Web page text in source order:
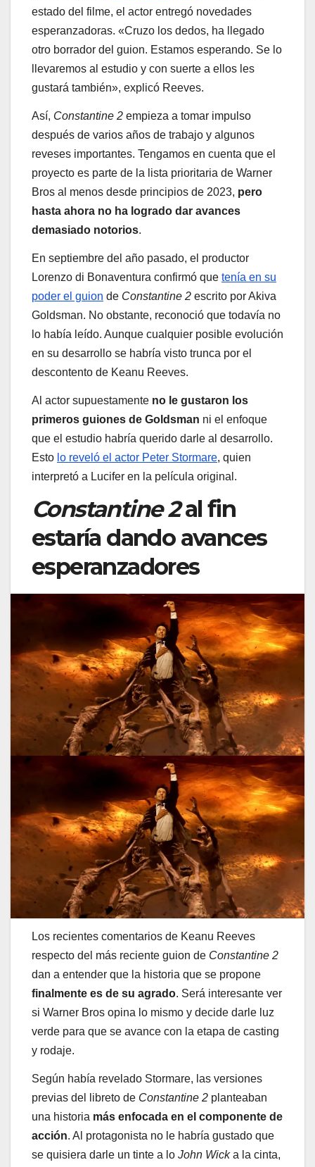
estado del filme, el actor entregó novedades
esperanzadoras. «Cruzo los dedos, ha llegado
otro borrador del guion. Estamos esperando. Se lo
llevaremos al estudio y con suerte a ellos les
gustará también», explicó Reeves.
Así, Constantine 2 empieza a tomar impulso
después de varios años de trabajo y algunos
reveses importantes. Tengamos en cuenta que el
proyecto es parte de la lista prioritaria de Warner
Bros al menos desde principios de 2023, pero
hasta ahora no ha logrado dar avances
demasiado notorios.
En septiembre del año pasado, el productor
Lorenzo di Bonaventura confirmó que tenía en su
poder el guion de Constantine 2 escrito por Akiva
Goldsman. No obstante, reconoció que todavía no
lo había leído. Aunque cualquier posible evolución
en su desarrollo se habría visto trunca por el
descontento de Keanu Reeves.
Al actor supuestamente no le gustaron los
primeros guiones de Goldsman ni el enfoque
que el estudio habría querido darle al desarrollo.
Esto lo reveló el actor Peter Stormare, quien
interpretó a Lucifer en la película original.
Constantine 2al fin
estaría dando avances
esperanzadores
Los recientes comentarios de Keanu Reeves
respecto del más reciente guion de Constantine 2
dan a entender que la historia que se propone
finalmente es de su agrado. Será interesante ver
si Warner Bros opina lo mismo y decide darle luz
verde para que se avance con la etapa de casting
y rodaje.
Según había revelado Stormare, las versiones
previas del libreto de Constantine 2 planteaban
una historia más enfocada en el componente de
acción. Al protagonista no le habría gustado que
se quisiera darle un tinte a lo John Wicka la cinta,